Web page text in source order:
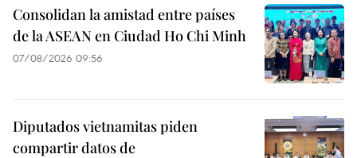
Consolidan la amistad entre países
de la ASEAN en Ciudad Ho Chi Minh
07/08/2026 09:56
Diputados vietnamitas piden
compartir datos de